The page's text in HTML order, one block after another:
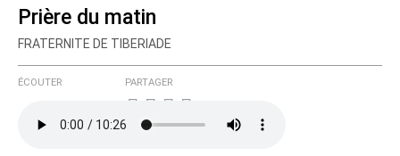
Courriel (non publié)
Ajoutez votre commentaire ici
Prière du matin
FRATERNITE DE TIBERIADE
ÉCOUTER PARTAGER